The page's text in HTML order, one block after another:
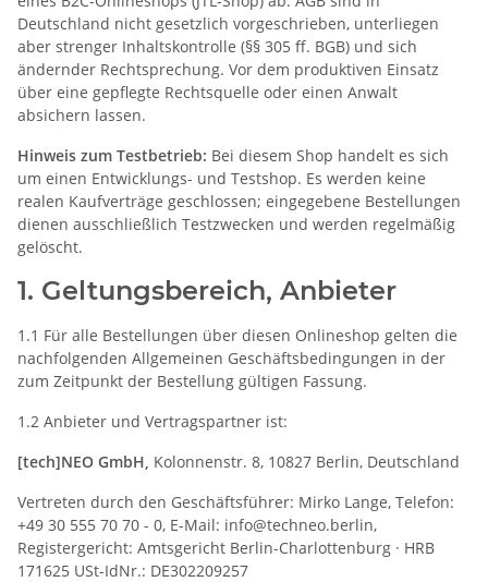
Deutschland nicht gesetzlich vorgeschrieben, unterliegen
aber strenger Inhaltskontrolle (§§ 305 ff. BGB) und sich
ändernder Rechtsprechung. Vor dem produktiven Einsatz
über eine gepflegte Rechtsquelle oder einen Anwalt
absichern lassen.
Hinweis zum Testbetrieb: Bei diesem Shop handelt es sich
um einen Entwicklungs- und Testshop. Es werden keine
realen Kaufverträge geschlossen; eingegebene Bestellungen
dienen ausschließlich Testzwecken und werden regelmäßig
gelöscht.
1. Geltungsbereich, Anbieter
1.1 Für alle Bestellungen über diesen Onlineshop gelten die
nachfolgenden Allgemeinen Geschäftsbedingungen in der
zum Zeitpunkt der Bestellung gültigen Fassung.
1.2 Anbieter und Vertragspartner ist:
[tech]NEO GmbH, Kolonnenstr. 8, 10827 Berlin, Deutschland
Vertreten durch den Geschäftsführer: Mirko Lange, Telefon:
+49 30 555 70 70 - 0, E-Mail: info@techneo.berlin,
Registergericht: Amtsgericht Berlin-Charlottenburg · HRB
171625 USt-IdNr.: DE302209257